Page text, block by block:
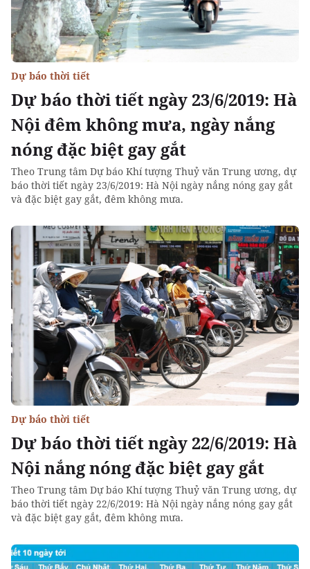
Dự báo thời tiết ngày 23/6/2019: Hà
Nội đêm không mưa, ngày nắng
nóng đặc biệt gay gắt
Dự báo thời tiết
Theo Trung tâm Dự báo Khí tượng Thuỷ văn Trung ương, dự
báo thời tiết ngày 23/6/2019: Hà Nội ngày nắng nóng gay gắt
và đặc biệt gay gắt, đêm không mưa.
Dự báo thời tiết ngày 22/6/2019: Hà
Nội nắng nóng đặc biệt gay gắt
Dự báo thời tiết
Theo Trung tâm Dự báo Khí tượng Thuỷ văn Trung ương, dự
báo thời tiết ngày 22/6/2019: Hà Nội ngày nắng nóng gay gắt
và đặc biệt gay gắt, đêm không mưa.